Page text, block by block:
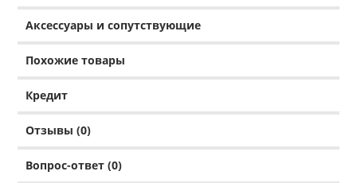
Аксессуары и сопутствующие
Похожие товары
Кредит
Отзывы (0)
Вопрос-ответ (0)